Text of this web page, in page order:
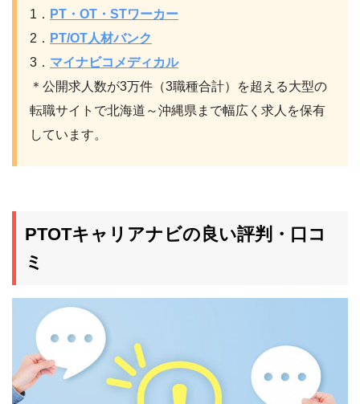
1． PT・OT・STワーカー
2． PT/OT人材バンク
3． マイナビコメディカル
＊公開求人数が3万件（3職種合計）を超える大型の
転職サイトで北海道～沖縄県まで幅広く求人を保有
しています。
PTOTキャリアナビの良い評判・口コ
ミ